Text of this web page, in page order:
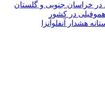
در خراسان جنوبی و گلستان
هشدار آنفلوآنزا